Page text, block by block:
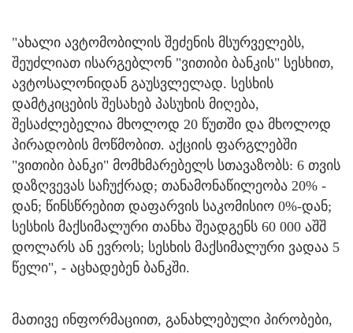
"ახალი ავტომობილის შეძენის მსურველებს,
შეუძლიათ ისარგებლონ "ვითიბი ბანკის" სესხით,
ავტოსალონიდან გაუსვლელად. სესხის
დამტკიცების შესახებ პასუხის მიღება,
შესაძლებელია მხოლოდ 20 წუთში და მხოლოდ
პირადობის მოწმობით. აქციის ფარგლებში
"ვითიბი ბანკი" მომხმარებელს სთავაზობს: 6 თვის
დაზღვევას საჩუქრად; თანამონაწილეობა 20% -
დან; წინსწრებით დაფარვის საკომისიო 0%-დან;
სესხის მაქსიმალური თანხა შეადგენს 60 000 აშშ
დოლარს ან ევროს; სესხის მაქსიმალური ვადაა 5
წელი", - აცხადებენ ბანკში.
მათივე ინფორმაციით, განახლებული პირობები,